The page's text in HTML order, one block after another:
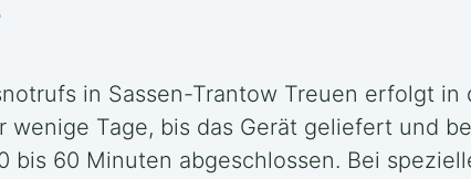
in Sassen-Trantow Treuen erfolgt
wenige Tage, bis das Gerät geliefert und
bis 60 Minuten abgeschlossen. Bei